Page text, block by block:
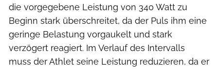
die vorgegebene Leistung von 340 Watt zu
Beginn stark überschreitet, da der Puls ihm eine
geringe Belastung vorgaukelt und stark
verzögert reagiert. Im Verlauf des Intervalls
muss der Athlet seine Leistung reduzieren, da er